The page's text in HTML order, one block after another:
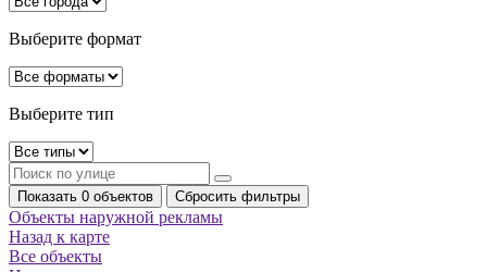
Выберите формат
Выберите тип
Показать 0 объектов Сбросить фильтры
Объекты наружной рекламы
Назад к карте
Все объекты